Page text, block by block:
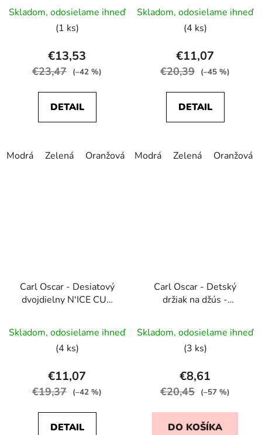
hodnotenie
produktu
je
5,0
hviezdičiek.
Skladom, odosielame ihneď
(1 ks)
€13,53
€23,47 (–42 %)
DETAIL
Modrá Zelená Oranžová Tmavošedá
hodnotenie
produktu
je
5,0
hviezdičiek.
Skladom, odosielame ihneď
(4 ks)
€11,07
€20,39 (–45 %)
DETAIL
Modrá Zelená Oranžová
Carl Oscar - Desiatový
dvojdielny N'ICE CUP
Skladom, odosielame ihneď
(4 ks)
€11,07
€19,37 (–42 %)
DETAIL
Carl Oscar - Detský
držiak na džús -
Skladom, odosielame ihneď
(3 ks)
€8,61
€20,45 (–57 %)
DO KOŠÍKA